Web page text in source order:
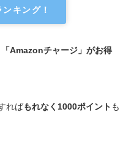
キング！
「Amazonチャージ」がお得
ればもれなく1000ポイント も